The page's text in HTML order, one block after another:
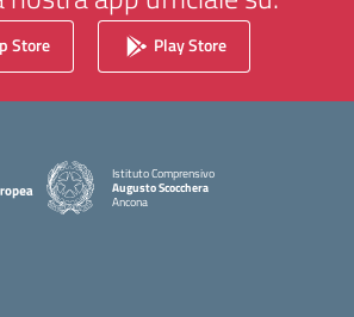
Store Play Store
Istituto Comprensivo
Augusto Scocchera
Ancona